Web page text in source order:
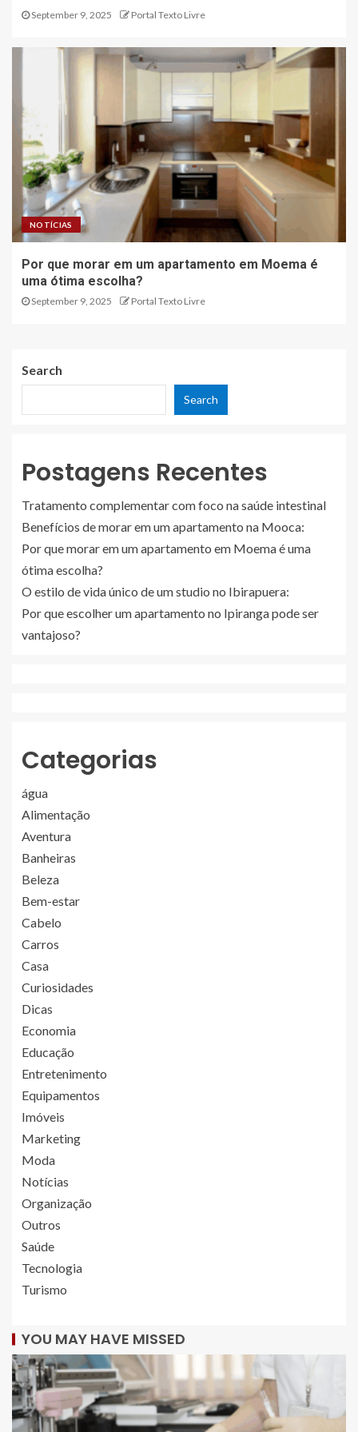
September 9, 2025 Portal Texto Livre
NOTÍCIAS
Por que morar em um apartamento em Moema é
uma ótima escolha?
September 9, 2025 Portal Texto Livre
Search
Search
Postagens Recentes
Tratamento complementar com foco na saúde intestinal
Benefícios de morar em um apartamento na Mooca:
Por que morar em um apartamento em Moema é uma
ótima escolha?
O estilo de vida único de um studio no Ibirapuera:
Por que escolher um apartamento no Ipiranga pode ser
vantajoso?
Categorias
água
Alimentação
Aventura
Banheiras
Beleza
Bem-estar
Cabelo
Carros
Casa
Curiosidades
Dicas
Economia
Educação
Entretenimento
Equipamentos
Imóveis
Marketing
Moda
Notícias
Organização
Outros
Saúde
Tecnologia
Turismo
YOU MAY HAVE MISSED